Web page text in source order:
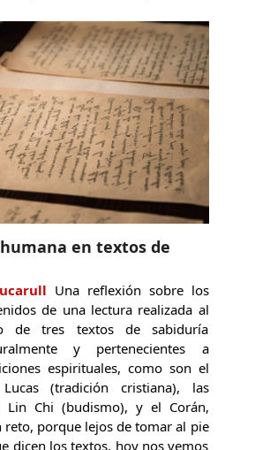
en textos de
Una reflexión sobre los
de una lectura realizada al
de tres textos de sabiduría
y pertenecientes a
espirituales, como son el
(tradición cristiana), las
Lin Chi (budismo), y el Corán,
reto, porque lejos de tomar al pie
dicen los textos, hoy nos vemos